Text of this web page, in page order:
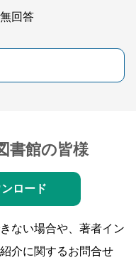
無回答
書館の皆様
ロード
ない場合や、著者イン
介に関するお問合せ